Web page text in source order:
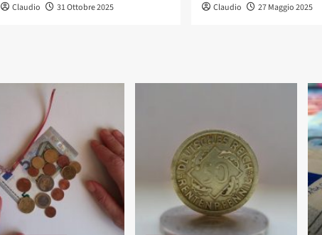
Claudio 31 Ottobre 2025 Claudio 27 Maggio 2025